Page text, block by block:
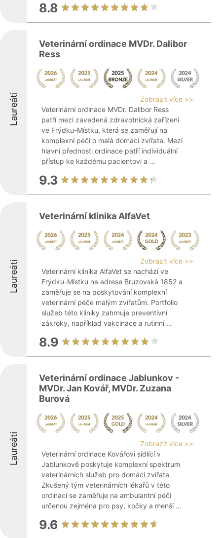
8.8
Laureáti
Veterinární ordinace MVDr. Dalibor
Ress
Zobrazit více >>
Veterinární ordinace MVDr. Dalibor Ress
patří mezi zavedená zdravotnická zařízení
ve Frýdku-Místku, která se zaměřují na
komplexní péči o malá domácí zvířata. Mezi
hlavní přednosti ordinace patří individuální
přístup ke každému pacientovi a ...
9.3
Laureáti
Veterinární klinika AlfaVet
Zobrazit více >>
Veterinární klinika AlfaVet se nachází ve
Frýdku-Místku na adrese Bruzovská 1852 a
zaměřuje se na poskytování komplexní
veterinární péče malým zvířatům. Portfolio
služeb této kliniky zahrnuje preventivní
zákroky, například vakcinace a rutinní ...
8.9
Laureáti
Veterinární ordinace Jablunkov -
MVDr. Jan Kovář, MVDr. Zuzana
Burová
Zobrazit více >>
Veterinární ordinace Kovářovi sídlící v
Jablunkově poskytuje komplexní spektrum
veterinárních služeb pro domácí zvířata.
Zkušený tým veterinárních lékařů v této
ordinaci se zaměřuje na ambulantní péči
určenou zejména pro psy, kočky a menší ...
9.6